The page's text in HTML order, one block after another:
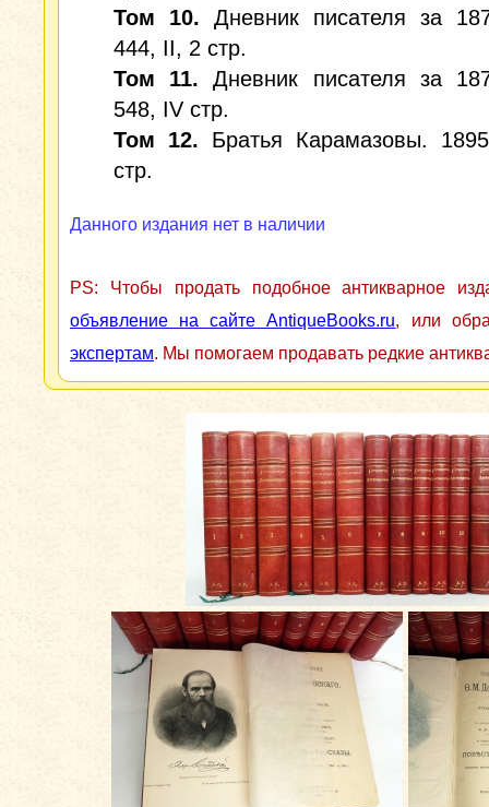
Том 10. Дневник писателя за
444, II, 2 стр.
Том 11. Дневник писателя за
548, IV стр.
Том 12. Братья Карамазовы.
стр.
Данного издания нет в наличии
PS: Чтобы продать подобное антикварное
объявление на сайте AntiqueBooks.ru, или
экспертам. Мы помогаем продавать редкие